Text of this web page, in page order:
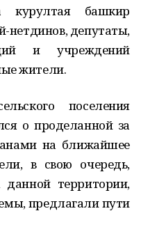
курултая башкир
нетдинов, депутаты,
и учреждений
жители.
поселения
о проделанной за
на ближайшее
в свою очередь,
территории,
предлагали пути